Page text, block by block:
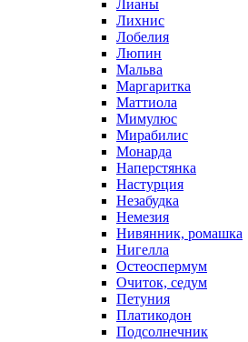
Лианы
Лихнис
Лобелия
Люпин
Мальва
Маргаритка
Маттиола
Мимулюс
Мирабилис
Монарда
Наперстянка
Настурция
Незабудка
Немезия
Нивянник, ромашка
Нигелла
Остеоспермум
Очиток, седум
Петуния
Платикодон
Подсолнечник